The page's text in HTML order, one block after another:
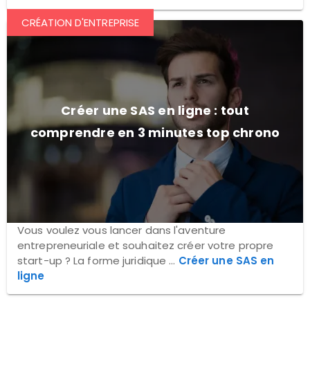
Créer une SAS en ligne : tout
comprendre en 3 minutes top chrono
CRÉATION D'ENTREPRISE
Vous voulez vous lancer dans l'aventure
entrepreneuriale et souhaitez créer votre propre
start-up ? La forme juridique ... Créer une SAS en
ligne